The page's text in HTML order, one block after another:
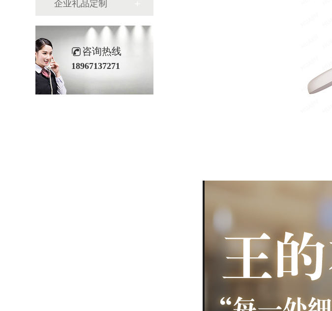
企业礼品定制
咨询热线
18967137271